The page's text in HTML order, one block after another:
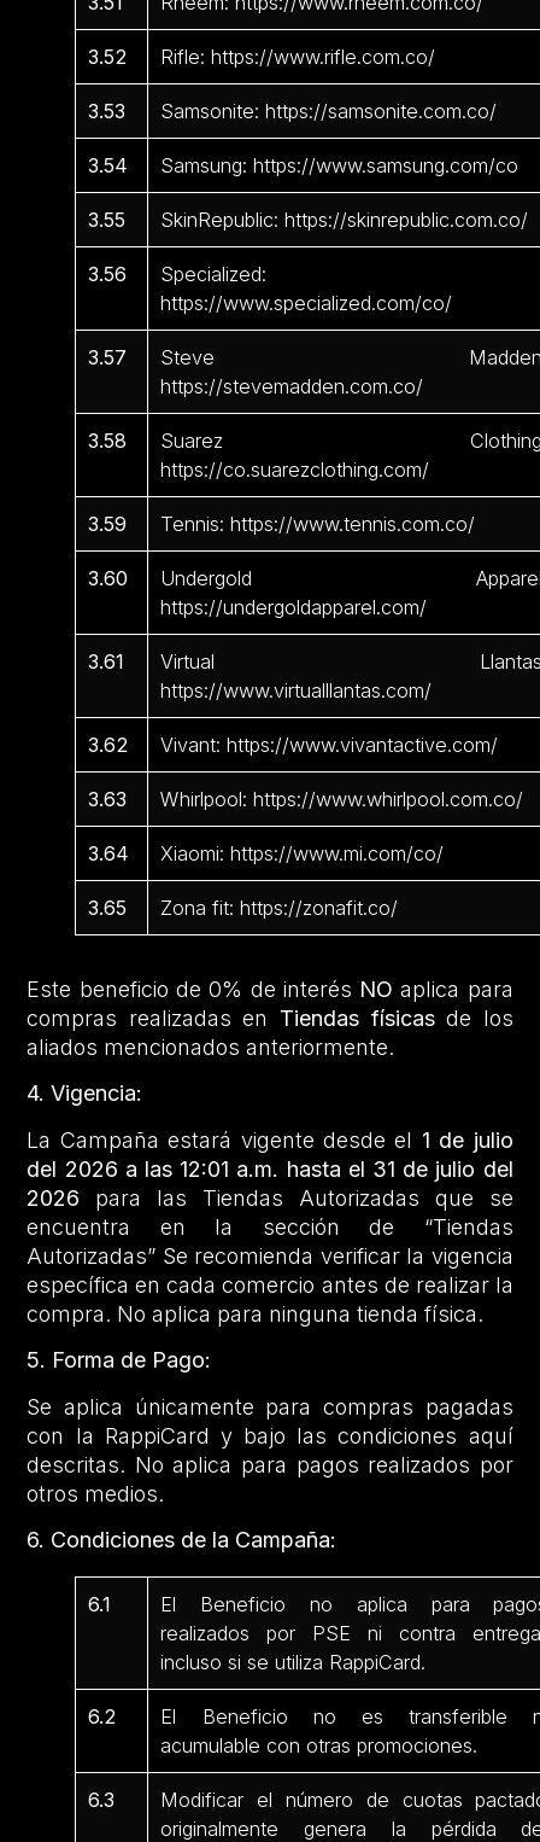
3.52 Rifle: https://www.rifle.com.co/
3.53 Samsonite: https://samsonite.com.co/
3.54 Samsung: https://www.samsung.com/co
3.55 SkinRepublic: https://skinrepublic.com.co/
3.56
Specialized:
https://www.specialized.com/co/
3.57
Steve
https://stevemadden.com.co/
3.58
Suarez
https://co.suarezclothing.com/
3.59 Tennis: https://www.tennis.com.co/
3.60
Undergold
https://undergoldapparel.com/
3.61
Virtual
https://www.virtualllantas.com/
3.62 Vivant: https://www.vivantactive.com/
3.63 Whirlpool: https://www.whirlpool.com.co/
3.64 Xiaomi: https://www.mi.com/co/
3.65 Zona fit: https://zonafit.co/
Este beneficio de 0% de interés NOaplica para
compras realizadas en Tiendas físicasde los
aliados mencionados anteriormente.
4. Vigencia:
La Campaña estará vigente desde el 1 de julio
del 2026 a las 12:01 a.m. hasta el 31 de julio del
2026 para las Tiendas Autorizadas que se
encuentra en la sección de “Tiendas
Autorizadas” Se recomienda verificar la vigencia
específica en cada comercio antes de realizar la
compra. No aplica para ninguna tienda física.
5. Forma de Pago:
Se aplica únicamente para compras pagadas
con la RappiCard y bajo las condiciones aquí
descritas. No aplica para pagos realizados por
otros medios.
6. Condiciones de la Campaña:
6.1
El Beneficio no aplica para
realizados por PSE ni contra
incluso si se utiliza RappiCard.
6.2
El Beneficio no es transferible
acumulable con otras promociones.
6.3
Modificar el número de cuotas
originalmente genera la pérdida